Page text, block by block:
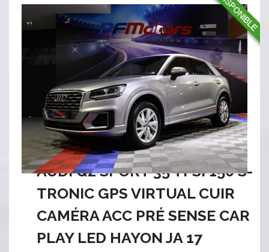
AUDI Q2 SPORT 35 TFSI 150 S-
TRONIC GPS VIRTUAL CUIR
CAMÉRA ACC PRÉ SENSE CAR
PLAY LED HAYON JA 17